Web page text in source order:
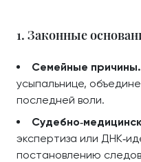
1. Законные
Семейные причины.
усыпальнице,
последней воли.
экспертиза или
постановлению